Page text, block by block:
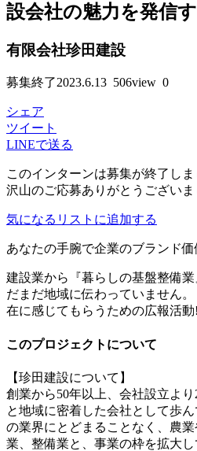
設会社の魅力を発信
有限会社珍田建設
募集終了2023.6.13 506view 0
シェア
ツイート
LINEで送る
このインターンは募集が終了しま
沢山のご応募ありがとうございま
気になるリストに追加する
あなたの手腕で企業のブランド
建設業から『暮らしの基盤整備
だまだ地域に伝わっていません
在に感じてもらうための広報活動!
このプロジェクトについて
【珍田建設について】
創業から50年以上、会社設立よ
と地域に密着した会社として歩
の業界にとどまることなく、農
業、整備業と、事業の枠を拡大し